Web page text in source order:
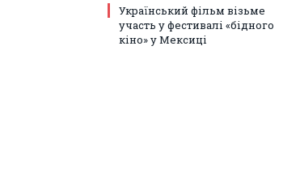
Український фільм візьме
участь у фестивалі «бідного
кіно» у Мексиці